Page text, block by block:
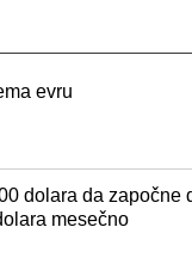
evru
dolara da započne
mesečno